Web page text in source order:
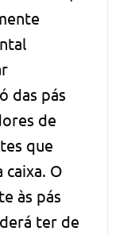
das pás
de
que
caixa. O
às pás
ter de